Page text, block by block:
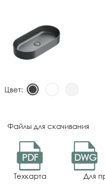
Цвет:
Файлы для скачивания
PDF
Техкарта
DWG
Для